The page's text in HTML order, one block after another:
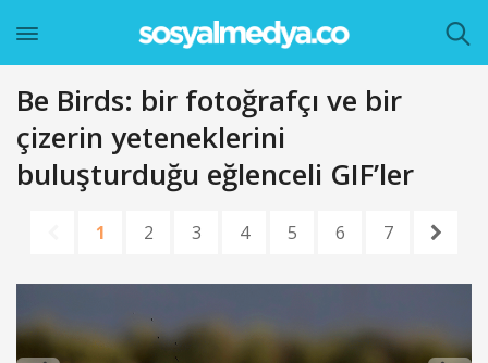
Be Birds: bir fotoğrafçı ve bir
çizerin yeteneklerini
buluşturduğu eğlenceli GIF’ler
1 2 3 4 5 6 7